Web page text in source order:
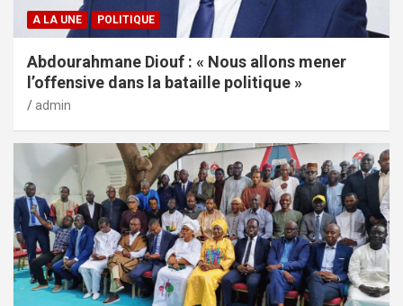
A LA UNE POLITIQUE
Abdourahmane Diouf : « Nous allons mener
l’offensive dans la bataille politique »
admin